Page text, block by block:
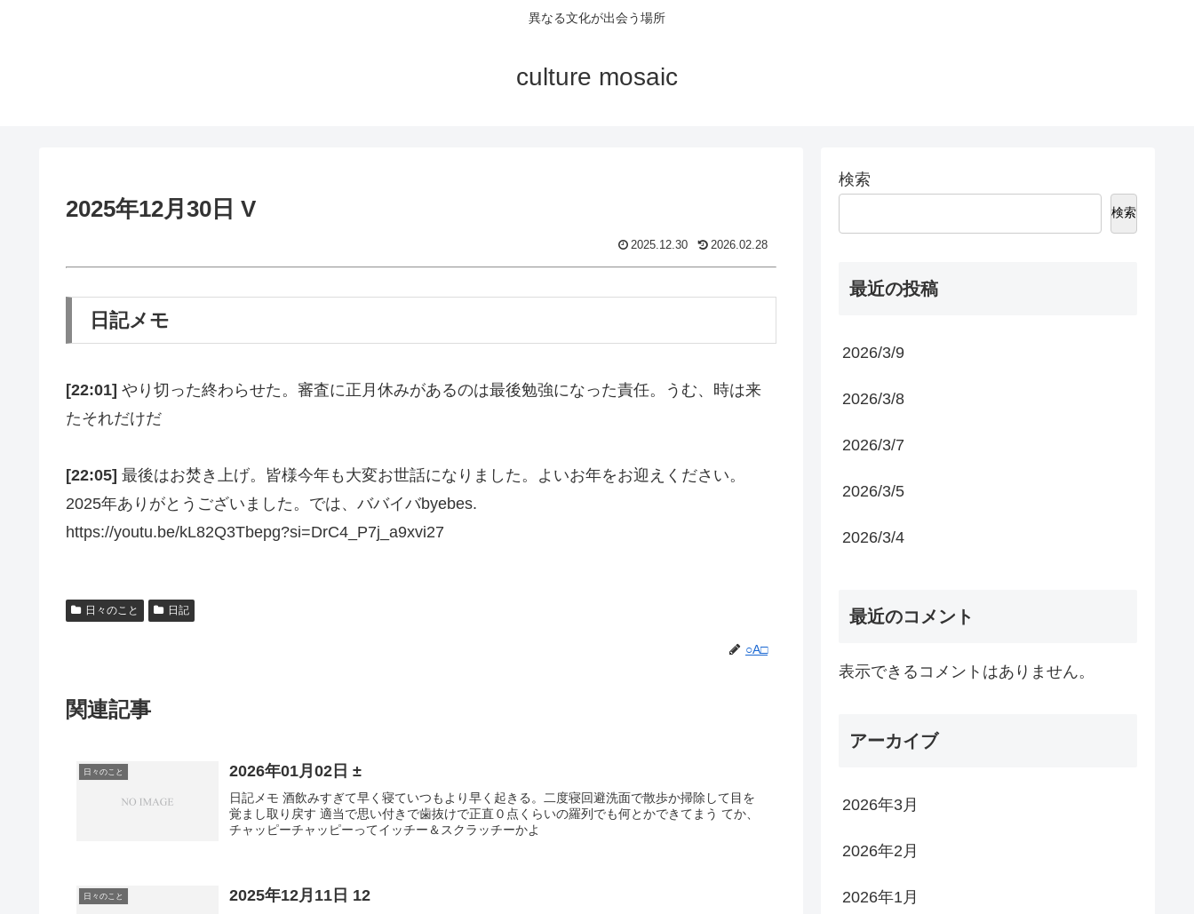
異なる文化が出会う場所
culture mosaic
2025年12月30日 V
2025.12.30 2026.02.28
日記メモ
[22:01] やり切った終わらせた。審査に正月休みがあるのは最後勉強になった責任。うむ、時は来
たそれだけだ
[22:05] 最後はお焚き上げ。皆様今年も大変お世話になりました。よいお年をお迎えください。
2025年ありがとうございました。では、ババイバbyebes.
https://youtu.be/kL82Q3Tbepg?si=DrC4_P7j_a9xvi27
日々のこと 日記
○A□
関連記事
日々のこと 2026年01月02日 ±
日記メモ 酒飲みすぎて早く寝ていつもより早く起きる。二度寝回避洗面で散歩か掃除して目を
覚まし取り戻す 適当で思い付きで歯抜けで正直０点くらいの羅列でも何とかできてまう てか、
チャッピーチャッピーってイッチー＆スクラッチーかよ
日々のこと 2025年12月11日 12
検索
検索
最近の投稿
2026/3/9
2026/3/8
2026/3/7
2026/3/5
2026/3/4
最近のコメント
表示できるコメントはありません。
アーカイブ
2026年3月
2026年2月
2026年1月